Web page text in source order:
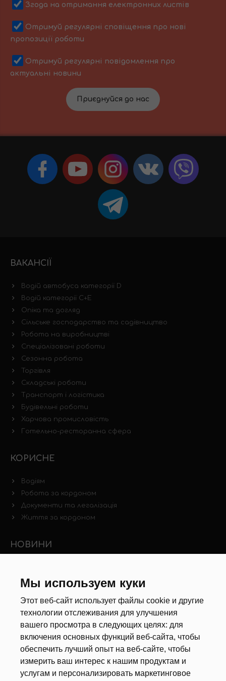
Мы используем куки
Этот веб-сайт использует файлы cookie и другие
технологии отслеживания для улучшения
вашего просмотра в следующих целях: для
включения основных функций веб-сайта, чтобы
обеспечить лучший опыт на веб-сайте, чтобы
измерить ваш интерес к нашим продуктам и
услугам и персонализировать маркетинговое
Згода на отримання електронних листів
Отримуй регулярні сповіщення про нові
пропозиції роботи
Отримуй регулярні повідомлення про
актуальні новини
Приєднуйся до нас
ВАКАНСІЇ
Водій автобуса категорії D
Водій категорії C+E
Опіка та догляд
Сільське господарство та садівництво
Робота на виробництві
Спеціалізовані роботи
Сезонна робота
Торгівля
Складські роботи
Транспорт і логістика
Будівельні роботи
Харчова промисловість
Готельно-ресторанна сфера
КОРИСНЕ
Водіям
Робота за кордоном
Документи та легалізація
Життя за кордоном
НОВИНИ
Інші новини
Анкета
Калькулятор дат
Документи